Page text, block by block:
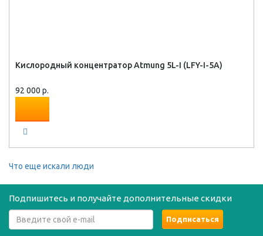
Кислородный концентратор Atmung 5L-I (LFY-I-5A)
92 000 р.
Что еще искали люди
Подпишитесь и получайте дополнительные скидки